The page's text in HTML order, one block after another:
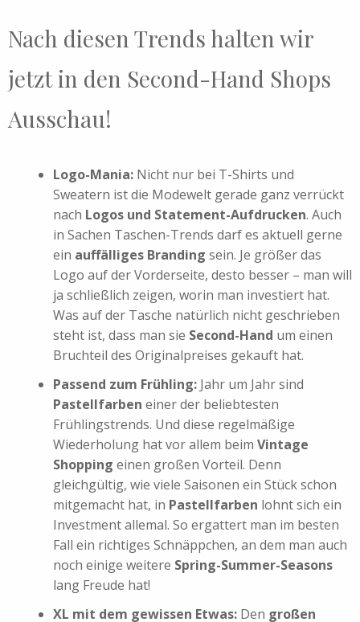
Nach diesen Trends halten wir
jetzt in den Second-Hand Shops
Ausschau!
Logo-Mania: Nicht nur bei T-Shirts und
Sweatern ist die Modewelt gerade ganz verrückt
nach Logos und Statement-Aufdrucken. Auch
in Sachen Taschen-Trends darf es aktuell gerne
ein auffälliges Branding sein. Je größer das
Logo auf der Vorderseite, desto besser – man will
ja schließlich zeigen, worin man investiert hat.
Was auf der Tasche natürlich nicht geschrieben
steht ist, dass man sie Second-Hand um einen
Bruchteil des Originalpreises gekauft hat.
Passend zum Frühling: Jahr um Jahr sind
Pastellfarben einer der beliebtesten
Frühlingstrends. Und diese regelmäßige
Wiederholung hat vor allem beim Vintage
Shopping einen großen Vorteil. Denn
gleichgültig, wie viele Saisonen ein Stück schon
mitgemacht hat, in Pastellfarben lohnt sich ein
Investment allemal. So ergattert man im besten
Fall ein richtiges Schnäppchen, an dem man auch
noch einige weitere Spring-Summer-Seasons
lang Freude hat!
XL mit dem gewissen Etwas: Den großen